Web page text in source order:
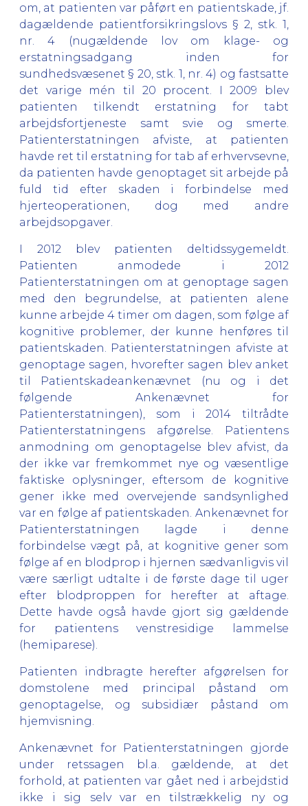
om, at patienten var påført en patientskade, jf.
dagældende patientforsikringslovs § 2, stk. 1,
nr. 4 (nugældende lov om klage- og
erstatningsadgang inden for
sundhedsvæsenet § 20, stk. 1, nr. 4) og fastsatte
det varige mén til 20 procent. I 2009 blev
patienten tilkendt erstatning for tabt
arbejdsfortjeneste samt svie og smerte.
Patienterstatningen afviste, at patienten
havde ret til erstatning for tab af erhvervsevne,
da patienten havde genoptaget sit arbejde på
fuld tid efter skaden i forbindelse med
hjerteoperationen, dog med andre
arbejdsopgaver.
I 2012 blev patienten deltidssygemeldt.
Patienten anmodede i 2012
Patienterstatningen om at genoptage sagen
med den begrundelse, at patienten alene
kunne arbejde 4 timer om dagen, som følge af
kognitive problemer, der kunne henføres til
patientskaden. Patienterstatningen afviste at
genoptage sagen, hvorefter sagen blev anket
til Patientskadeankenævnet (nu og i det
følgende Ankenævnet for
Patienterstatningen), som i 2014 tiltrådte
Patienterstatningens afgørelse. Patientens
anmodning om genoptagelse blev afvist, da
der ikke var fremkommet nye og væsentlige
faktiske oplysninger, eftersom de kognitive
gener ikke med overvejende sandsynlighed
var en følge af patientskaden. Ankenævnet for
Patienterstatningen lagde i denne
forbindelse vægt på, at kognitive gener som
følge af en blodprop i hjernen sædvanligvis vil
være særligt udtalte i de første dage til uger
efter blodproppen for herefter at aftage.
Dette havde også havde gjort sig gældende
for patientens venstresidige lammelse
(hemiparese).
Patienten indbragte herefter afgørelsen for
domstolene med principal påstand om
genoptagelse, og subsidiær påstand om
hjemvisning.
Ankenævnet for Patienterstatningen gjorde
under retssagen bl.a. gældende, at det
forhold, at patienten var gået ned i arbejdstid
ikke i sig selv var en tilstrækkelig ny og